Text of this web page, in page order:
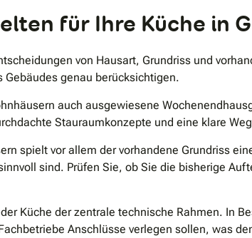
für Ihre Küche in
von Hausart, Grundriss und
genau berücksichtigen.
auch ausgewiesene
Stauraumkonzepte und eine klare
spielt vor allem der vorhandene Grundriss
sind. Prüfen Sie, ob Sie die bisherige
Küche der zentrale technische Rahmen. In
Anschlüsse verlegen sollen, was